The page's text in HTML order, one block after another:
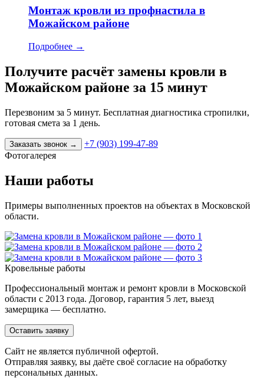
Монтаж кровли из профнастила в
Можайском районе
Подробнее →
Получите расчёт замены кровли в
Можайском районе за 15 минут
Перезвоним за 5 минут. Бесплатная диагностика стропилки,
готовая смета за 1 день.
Заказать звонок →
+7 (903) 199-47-89
Фотогалерея
Наши работы
Примеры выполненных проектов на объектах в Московской
области.
Кровельные работы
Профессиональный монтаж и ремонт кровли в Московской
области с 2013 года. Договор, гарантия 5 лет, выезд
замерщика — бесплатно.
Оставить заявку
Cайт не является публичной офертой.
Отправляя заявку, вы даёте своё согласие на обработку
персональных данных.